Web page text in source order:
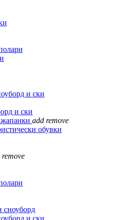
и ски
и ски
add remove
обувки
remove
сноуборд